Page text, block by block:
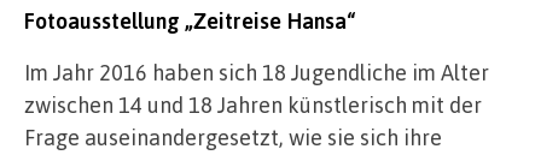
Fotoausstellung „Zeitreise Hansa“
Im Jahr 2016 haben sich 18 Jugendliche im Alter
zwischen 14 und 18 Jahren künstlerisch mit der
Frage auseinandergesetzt, wie sie sich ihre